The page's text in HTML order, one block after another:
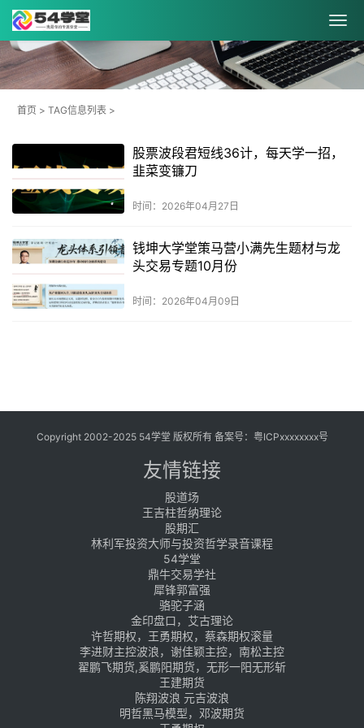
首页 > TAG信息列表 >
股票波段君短线36计，每天学一招，
韭菜变镰刀
时间：2026年04月27日
钱坤大学堂策马营小满先生题材与龙
头交易专题10月份
时间：2026年04月09日
Copyright 2002-2025 54学堂 版权所有 备案号： 粤ICPxxxxxxxx号
友情链接
股道场
王吉柱哲纳理论
股期汇
林利军投资大师与投资哲学录音课程
54学堂
鼎牛交易学社
犀锋郭富强
骆驼子涵
金印盘口，艾古理论
许哲期权，王勇期权，蔡森期权滚量
李进财主控波浪，谢佳颖主控，南松主控
翟鹏飞期货,奚鹏阳期货，无形一阳无形斩
王建期货
陈翔波浪 元吉波浪
明哲黑马模型，邓波期货